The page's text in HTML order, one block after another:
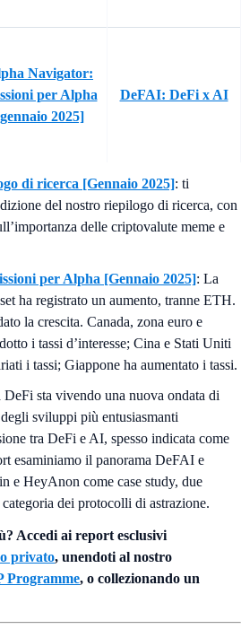
Navigator:
per Alpha
2025]
DeFAI: DeFi x AI
di ricerca [Gennaio 2025]: ti
del nostro riepilogo di ricerca, con
delle criptovalute meme e
per Alpha [Gennaio 2025]: La
ha registrato un aumento, tranne ETH.
la crescita. Canada, zona euro e
i tassi d’interesse; Cina e Stati Uniti
i tassi; Giappone ha aumentato i tassi.
DeFi sta vivendo una nuova ondata di
sviluppi più entusiasmanti
tra DeFi e AI, spesso indicata come
esaminiamo il panorama DeFAI e
e HeyAnon come case study, due
dei protocolli di astrazione.
Accedi ai report esclusivi
privato, unendoti al nostro
Programme, o collezionando un